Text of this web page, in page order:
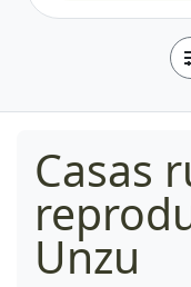
Casas
Unzu